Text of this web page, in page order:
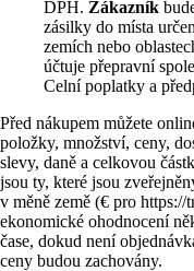
DPH. Zákazník
zásilky do místa
zemích nebo
účtuje přepravní
Celní poplatky a
Před nákupem můžete
položky, množství, ceny,
slevy, daně a celkovou
jsou ty, které jsou
v měně země (€ pro https://
ekonomické ohodnocení
čase, dokud není
ceny budou zachovány.